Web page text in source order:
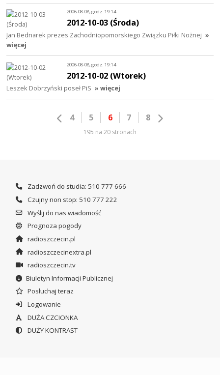
2006-08-08, godz. 19:14
2012-10-03 (Środa)
Jan Bednarek prezes Zachodniopomorskiego Związku Piłki Nożnej »
więcej
2006-08-08, godz. 19:14
2012-10-02 (Wtorek)
Leszek Dobrzyński poseł PiS » więcej
4 5 6 7 8
195 na 20 stronach
Zadzwoń do studia: 510 777 666
Czujny non stop: 510 777 222
Wyślij do nas wiadomość
Prognoza pogody
radioszczecin.pl
radioszczecinextra.pl
radioszczecin.tv
Biuletyn Informacji Publicznej
Posłuchaj teraz
Logowanie
DUŻA CZCIONKA
DUŻY KONTRAST